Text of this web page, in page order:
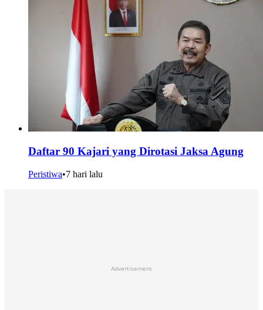
Daftar 90 Kajari yang Dirotasi Jaksa Agung
Peristiwa•7 hari lalu
Advertisement